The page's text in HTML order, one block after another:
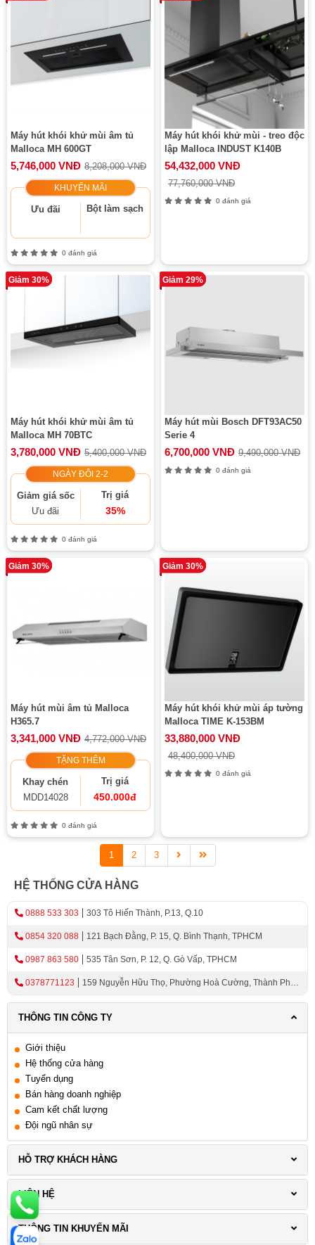
Máy hút khói khử mùi âm tủ
Malloca MH 600GT
5,746,000 VNĐ 8,208,000 VNĐ
KHUYẾN MÃI
Ưu đãi Bột làm sạch
0 đánh giá
Máy hút khói khử mùi - treo độc
lập Malloca INDUST K140B
54,432,000 VNĐ
77,760,000 VNĐ
0 đánh giá
Giảm 30%
Máy hút khói khử mùi âm tủ
Malloca MH 70BTC
3,780,000 VNĐ 5,400,000 VNĐ
NGÀY ĐÔI 2-2
Giảm giá sốc
Ưu đãi
Trị giá
35%
0 đánh giá
Giảm 29%
Máy hút mùi Bosch DFT93AC50
Serie 4
6,700,000 VNĐ 9,490,000 VNĐ
0 đánh giá
Giảm 30%
Máy hút mùi âm tủ Malloca
H365.7
3,341,000 VNĐ 4,772,000 VNĐ
TẶNG THÊM
Khay chén
MDD14028
Trị giá
450.000đ
0 đánh giá
Giảm 30%
Máy hút khói khử mùi áp tường
Malloca TIME K-153BM
33,880,000 VNĐ
48,400,000 VNĐ
0 đánh giá
1 2 3
HỆ THỐNG CỬA HÀNG
0888 533 303 303 Tô Hiến Thành, P.13, Q.10
0854 320 088 121 Bạch Đằng, P. 15, Q. Bình Thạnh, TPHCM
0987 863 580 535 Tân Sơn, P. 12, Q. Gò Vấp, TPHCM
0378771123
159 Nguyễn Hữu Thọ, Phường Hoà Cường, Thành Phố
THÔNG TIN CÔNG TY
Giới thiệu
Hệ thống cửa hàng
Tuyển dụng
Bán hàng doanh nghiệp
Cam kết chất lượng
Đội ngũ nhân sự
HỖ TRỢ KHÁCH HÀNG
LIÊN HỆ
THÔNG TIN KHUYẾN MÃI